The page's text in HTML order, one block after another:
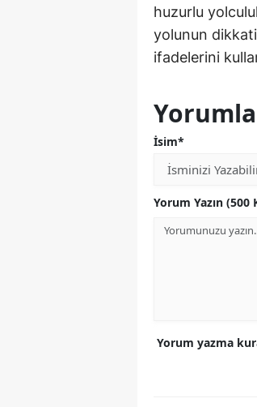
huzurlu
yolunun
ifadelerini
İsim*
Yorum Yazın (500
Yorum yazma